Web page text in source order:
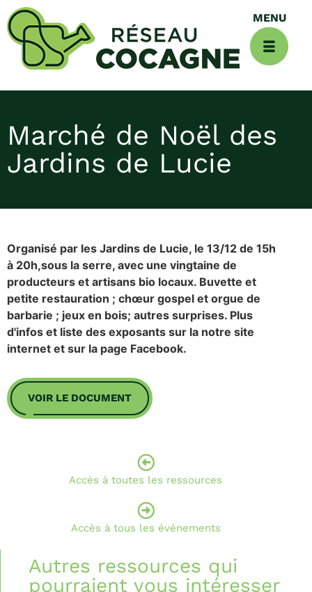
Marché de Noël des
Jardins de Lucie
Organisé par les Jardins de Lucie, le 13/12 de 15h
à 20h,sous la serre, avec une vingtaine de
producteurs et artisans bio locaux. Buvette et
petite restauration ; chœur gospel et orgue de
barbarie ; jeux en bois; autres surprises. Plus
d'infos et liste des exposants sur la notre site
internet et sur la page Facebook.
VOIR LE DOCUMENT
Accès à toutes les ressources
Accès à tous les événements
Autres ressources qui
pourraient vous intéresser